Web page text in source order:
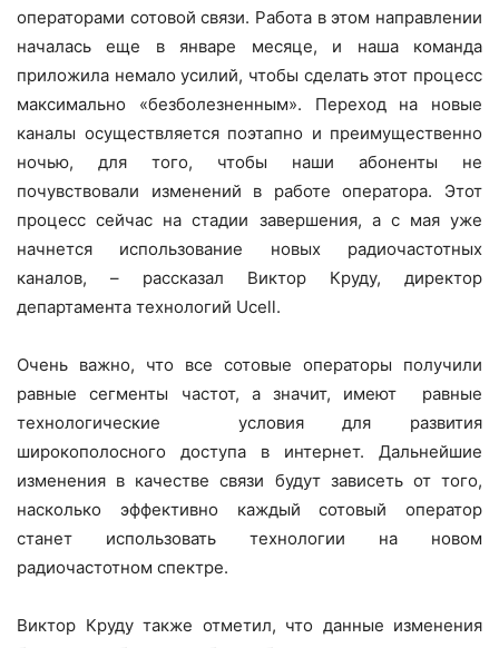
операторами сотовой связи. Работа в этом направлении
началась еще в январе месяце, и наша команда
приложила немало усилий, чтобы сделать этот процесс
максимально «безболезненным». Переход на новые
каналы осуществляется поэтапно и преимущественно
ночью, для того, чтобы наши абоненты не
почувствовали изменений в работе оператора. Этот
процесс сейчас на стадии завершения, а с мая уже
начнется использование новых радиочастотных
каналов, – рассказал Виктор Круду, директор
департамента технологий Ucell.
Очень важно, что все сотовые операторы получили
равные сегменты частот, а значит, имеют равные
технологические условия для развития
широкополосного доступа в интернет. Дальнейшие
изменения в качестве связи будут зависеть от того,
насколько эффективно каждый сотовый оператор
станет использовать технологии на новом
радиочастотном спектре.
Виктор Круду также отметил, что данные изменения